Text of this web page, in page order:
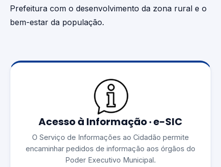
Prefeitura com o desenvolvimento da zona rural e o
bem-estar da população.
Acesso à Informação · e-SIC
O Serviço de Informações ao Cidadão permite
encaminhar pedidos de informação aos órgãos do
Poder Executivo Municipal.